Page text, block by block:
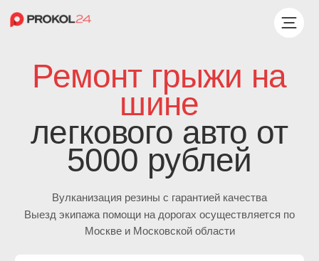
шине
Вулканизация резины с гарантией качества
+7 (495) 374-89-07
В вашем районе сейчас 2 мастера |, звоните!
Выезжаем через 1 минуту
легкового авто от
5000 рублей
Выезд экипажа помощи на дорогах осуществляется по
Москве и Московской области